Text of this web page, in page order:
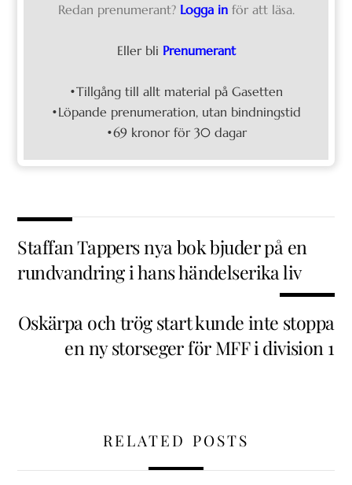
Redan prenumerant? Logga in för att läsa.
Eller bli Prenumerant
•Tillgång till allt material på Gasetten
•Löpande prenumeration, utan bindningstid
•69 kronor för 30 dagar
Staffan Tappers nya bok bjuder på en
rundvandring i hans händelserika liv
Oskärpa och trög start kunde inte stoppa
en ny storseger för MFF i division 1
RELATED POSTS